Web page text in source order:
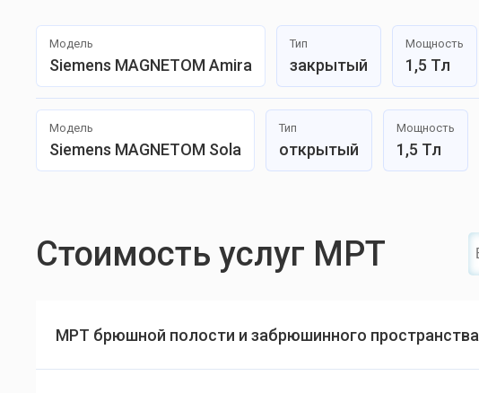
Модель
Siemens MAGNETOM Amira
Тип
закрытый
Мощность
1,5 Тл
Модель
Siemens MAGNETOM Sola
Тип
открытый
Мощность
1,5 Тл
Стоимость услуг МРТ
МРТ брюшной полости и забрюшинного пространства